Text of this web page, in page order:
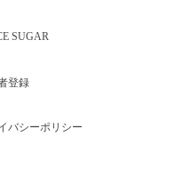
SUGAR
登録
バシーポリシー